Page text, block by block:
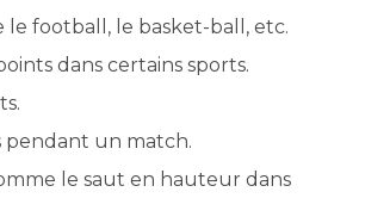
le football, le basket-ball, etc.
dans certains sports.
pendant un match.
le saut en hauteur dans